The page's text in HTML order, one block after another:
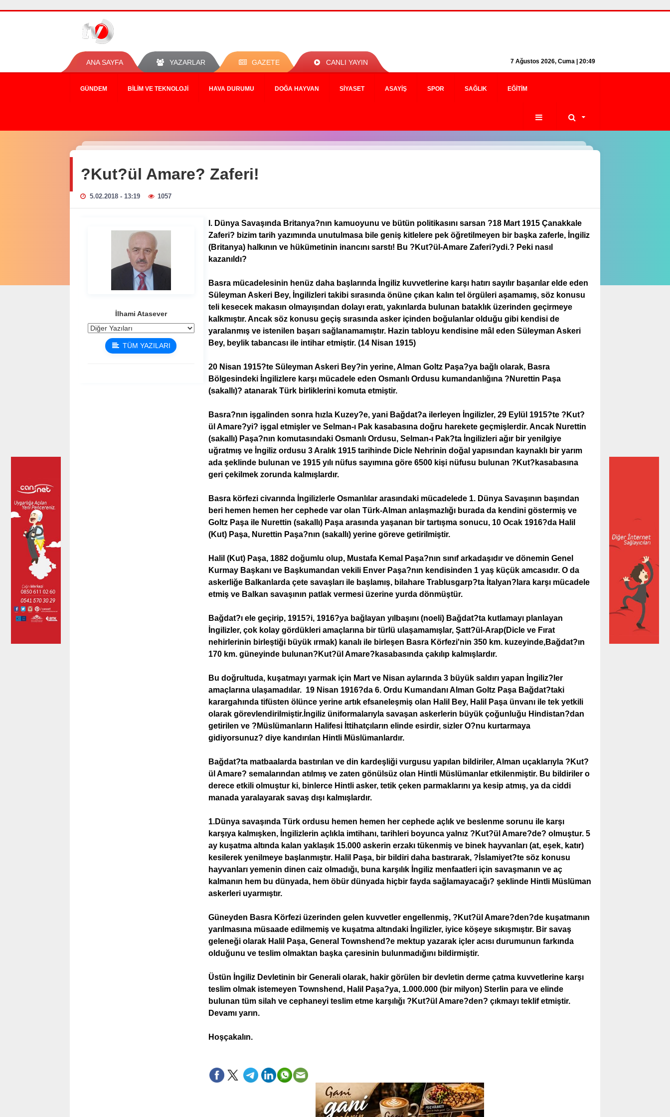
ANA SAYFA YAZARLAR GAZETE CANLI YAYIN 7 Ağustos 2026, Cuma | 20:49
GÜNDEM BILIM VE TEKNOLOJI HAVA DURUMU DOĞA HAYVAN SIYASET ASAYIŞ SPOR SAĞLIK EĞITIM
?Kut?ül Amare? Zaferi!
5.02.2018 - 13:19 1057
İlhami Atasever
TÜM YAZILARI
I. Dünya Savaşında Britanya?nın kamuoyunu ve bütün politikasını sarsan ?18 Mart 1915 Çanakkale
Zaferi? bizim tarih yazımında unutulmasa bile geniş kitlelere pek öğretilmeyen bir başka zaferle, İngiliz
(Britanya) halkının ve hükümetinin inancını sarstı! Bu ?Kut?ül-Amare Zaferi?ydi.? Peki nasıl
kazanıldı?
Basra mücadelesinin henüz daha başlarında İngiliz kuvvetlerine karşı hatırı sayılır başarılar elde eden
Süleyman Askeri Bey, İngilizleri takibi sırasında önüne çıkan kalın tel örgüleri aşamamış, söz konusu
teli kesecek makasın olmayışından dolayı eratı, yakınlarda bulunan bataklık üzerinden geçirmeye
kalkmıştır. Ancak söz konusu geçiş sırasında asker içinden boğulanlar olduğu gibi kendisi de
yaralanmış ve istenilen başarı sağlanamamıştır. Hazin tabloyu kendisine mâl eden Süleyman Askeri
Bey, beylik tabancası ile intihar etmiştir. (14 Nisan 1915)
20 Nisan 1915?te Süleyman Askeri Bey?in yerine, Alman Goltz Paşa?ya bağlı olarak, Basra
Bölgesindeki İngilizlere karşı mücadele eden Osmanlı Ordusu kumandanlığına ?Nurettin Paşa
(sakallı)? atanarak Türk birliklerini komuta etmiştir.
Basra?nın işgalinden sonra hızla Kuzey?e, yani Bağdat?a ilerleyen İngilizler, 29 Eylül 1915?te ?Kut?
ül Amare?yi? işgal etmişler ve Selman-ı Pak kasabasına doğru harekete geçmişlerdir. Ancak Nurettin
(sakallı) Paşa?nın komutasındaki Osmanlı Ordusu, Selman-ı Pak?ta İngilizleri ağır bir yenilgiye
uğratmış ve İngiliz ordusu 3 Aralık 1915 tarihinde Dicle Nehrinin doğal yapısından kaynaklı bir yarım
ada şeklinde bulunan ve 1915 yılı nüfus sayımına göre 6500 kişi nüfusu bulunan ?Kut?kasabasına
geri çekilmek zorunda kalmışlardır.
Basra körfezi civarında İngilizlerle Osmanlılar arasındaki mücadelede 1. Dünya Savaşının başından
beri hemen hemen her cephede var olan Türk-Alman anlaşmazlığı burada da kendini göstermiş ve
Goltz Paşa ile Nurettin (sakallı) Paşa arasında yaşanan bir tartışma sonucu, 10 Ocak 1916?da Halil
(Kut) Paşa, Nurettin Paşa?nın (sakallı) yerine göreve getirilmiştir.
Halil (Kut) Paşa, 1882 doğumlu olup, Mustafa Kemal Paşa?nın sınıf arkadaşıdır ve dönemin Genel
Kurmay Başkanı ve Başkumandan vekili Enver Paşa?nın kendisinden 1 yaş küçük amcasıdır. O da
askerliğe Balkanlarda çete savaşları ile başlamış, bilahare Trablusgarp?ta İtalyan?lara karşı mücadele
etmiş ve Balkan savaşının patlak vermesi üzerine yurda dönmüştür.
Bağdat?ı ele geçirip, 1915?i, 1916?ya bağlayan yılbaşını (noeli) Bağdat?ta kutlamayı planlayan
İngilizler, çok kolay gördükleri amaçlarına bir türlü ulaşamamışlar, Şatt?ül-Arap(Dicle ve Fırat
nehirlerinin birleştiği büyük ırmak) kanalı ile birleşen Basra Körfezi'nin 350 km. kuzeyinde,Bağdat?ın
170 km. güneyinde bulunan?Kut?ül Amare?kasabasında çakılıp kalmışlardır.
Bu doğrultuda, kuşatmayı yarmak için Mart ve Nisan aylarında 3 büyük saldırı yapan İngiliz?ler
amaçlarına ulaşamadılar. 19 Nisan 1916?da 6. Ordu Kumandanı Alman Goltz Paşa Bağdat?taki
karargahında tifüsten ölünce yerine artık efsaneleşmiş olan Halil Bey, Halil Paşa ünvanı ile tek yetkili
olarak görevlendirilmiştir.İngiliz üniformalarıyla savaşan askerlerin büyük çoğunluğu Hindistan?dan
getirilen ve ?Müslümanların Halifesi İttihatçıların elinde esirdir, sizler O?nu kurtarmaya
gidiyorsunuz? diye kandırılan Hintli Müslümanlardır.
Bağdat?ta matbaalarda bastırılan ve din kardeşliği vurgusu yapılan bildiriler, Alman uçaklarıyla ?Kut?
ül Amare? semalarından atılmış ve zaten gönülsüz olan Hintli Müslümanlar etkilenmiştir. Bu bildiriler o
derece etkili olmuştur ki, binlerce Hintli asker, tetik çeken parmaklarını ya kesip atmış, ya da ciddi
manada yaralayarak savaş dışı kalmışlardır.
1.Dünya savaşında Türk ordusu hemen hemen her cephede açlık ve beslenme sorunu ile karşı
karşıya kalmışken, İngilizlerin açlıkla imtihanı, tarihleri boyunca yalnız ?Kut?ül Amare?de? olmuştur. 5
ay kuşatma altında kalan yaklaşık 15.000 askerin erzakı tükenmiş ve binek hayvanları (at, eşek, katır)
kesilerek yenilmeye başlanmıştır. Halil Paşa, bir bildiri daha bastırarak, ?İslamiyet?te söz konusu
hayvanları yemenin dinen caiz olmadığı, buna karşılık İngiliz menfaatleri için savaşmanın ve aç
kalmanın hem bu dünyada, hem öbür dünyada hiçbir fayda sağlamayacağı? şeklinde Hintli Müslüman
askerleri uyarmıştır.
Güneyden Basra Körfezi üzerinden gelen kuvvetler engellenmiş, ?Kut?ül Amare?den?de kuşatmanın
yarılmasına müsaade edilmemiş ve kuşatma altındaki İngilizler, iyice köşeye sıkışmıştır. Bir savaş
geleneği olarak Halil Paşa, General Townshend?e mektup yazarak içler acısı durumunun farkında
olduğunu ve teslim olmaktan başka çaresinin bulunmadığını bildirmiştir.
Üstün İngiliz Devletinin bir Generali olarak, hakir görülen bir devletin derme çatma kuvvetlerine karşı
teslim olmak istemeyen Townshend, Halil Paşa?ya, 1.000.000 (bir milyon) Sterlin para ve elinde
bulunan tüm silah ve cephaneyi teslim etme karşılığı ?Kut?ül Amare?den? çıkmayı teklif etmiştir.
Devamı yarın.
Hoşçakalın.